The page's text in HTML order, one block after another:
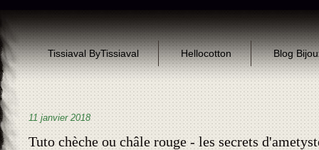
Tissiaval ByTissiaval Hellocotton Blog
11 janvier 2018
Tuto chèche ou châle rouge - les secrets